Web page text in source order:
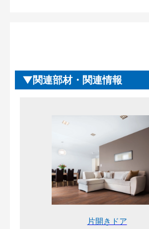
関連部材・関連情報
片開きドア